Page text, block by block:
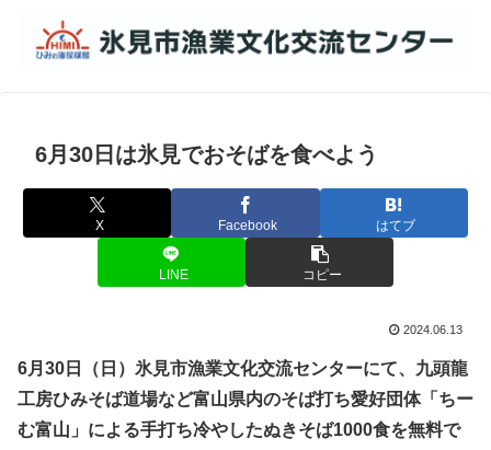
6月30日は氷見でおそばを食べよう
X Facebook はてブ
LINE コピー
2024.06.13
6月30日（日）氷見市漁業文化交流センターにて、九頭龍
工房ひみそば道場など富山県内のそば打ち愛好団体「ちー
む富山」による手打ち冷やしたぬきそば1000食を無料で